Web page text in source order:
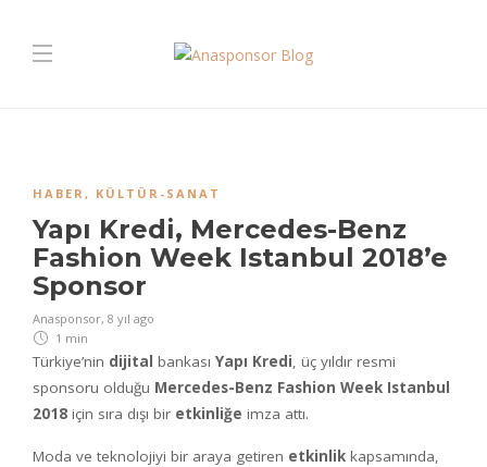
HABER, KÜLTÜR-SANAT
Yapı Kredi, Mercedes-Benz
Fashion Week Istanbul 2018’e
Sponsor
Anasponsor, 8 yıl ago
1 min
Türkiye’nin dijital bankası Yapı Kredi, üç yıldır resmi
sponsoru olduğu Mercedes-Benz Fashion Week Istanbul
2018 için sıra dışı bir etkinliğe imza attı.
Moda ve teknolojiyi bir araya getiren etkinlik kapsamında,